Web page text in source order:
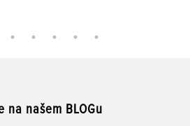
na našem BLOGu